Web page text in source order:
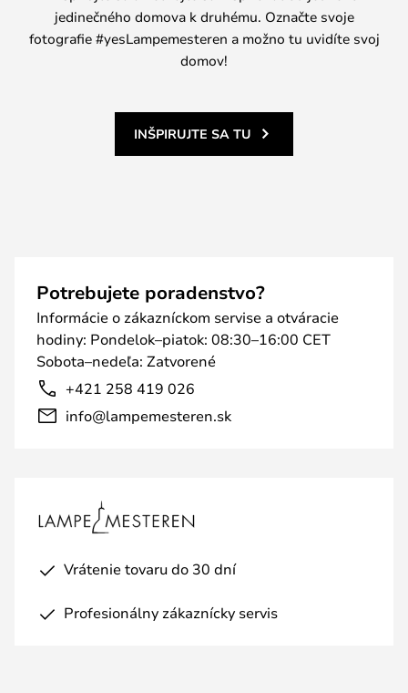
jedinečného domova k druhému. Označte svoje
fotografie #yesLampemesteren a možno tu uvidíte svoj
domov!
INŠPIRUJTE SA TU
Potrebujete poradenstvo?
Informácie o zákazníckom servise a otváracie
hodiny: Pondelok–piatok: 08:30–16:00 CET
Sobota–nedeľa: Zatvorené
+421 258 419 026
info@lampemesteren.sk
Vrátenie tovaru do 30 dní
Profesionálny zákaznícky servis